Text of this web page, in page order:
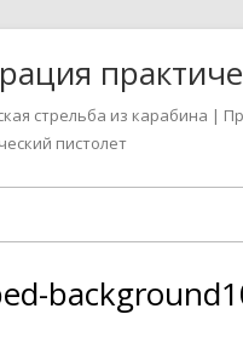
стрельба из карабина |
пистолет